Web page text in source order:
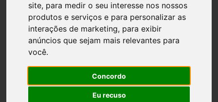
site, para medir o seu interesse nos nossos
produtos e serviços e para personalizar as
interações de marketing, para exibir
anúncios que sejam mais relevantes para
você.
Concordo
Eu recuso